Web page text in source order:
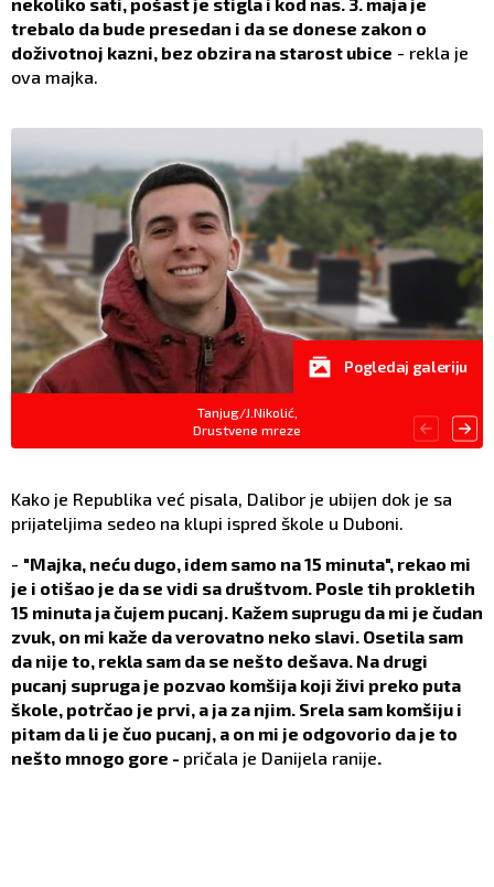
nekoliko sati, pošast je stigla i kod nas. 3. maja je
trebalo da bude presedan i da se donese zakon o
doživotnoj kazni, bez obzira na starost ubice - rekla je
ova majka.
Tanjug/J.Nikolić,
Drustvene mreze
Pogledaj galeriju
Kako je Republika već pisala, Dalibor je ubijen dok je sa
prijateljima sedeo na klupi ispred škole u Duboni.
- "Majka, neću dugo, idem samo na 15 minuta", rekao mi
je i otišao je da se vidi sa društvom. Posle tih prokletih
15 minuta ja čujem pucanj. Kažem suprugu da mi je čudan
zvuk, on mi kaže da verovatno neko slavi. Osetila sam
da nije to, rekla sam da se nešto dešava. Na drugi
pucanj supruga je pozvao komšija koji živi preko puta
škole, potrčao je prvi, a ja za njim. Srela sam komšiju i
pitam da li je čuo pucanj, a on mi je odgovorio da je to
nešto mnogo gore - pričala je Danijela ranije.